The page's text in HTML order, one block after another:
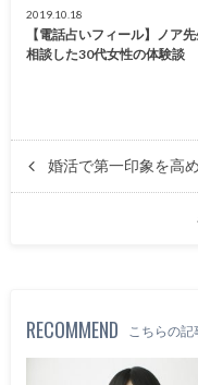
2019.10.18
【電話占いフィール】ノア
相談した30代女性の体験談
婚活で第一印象を高
RECOMMEND こちらの記